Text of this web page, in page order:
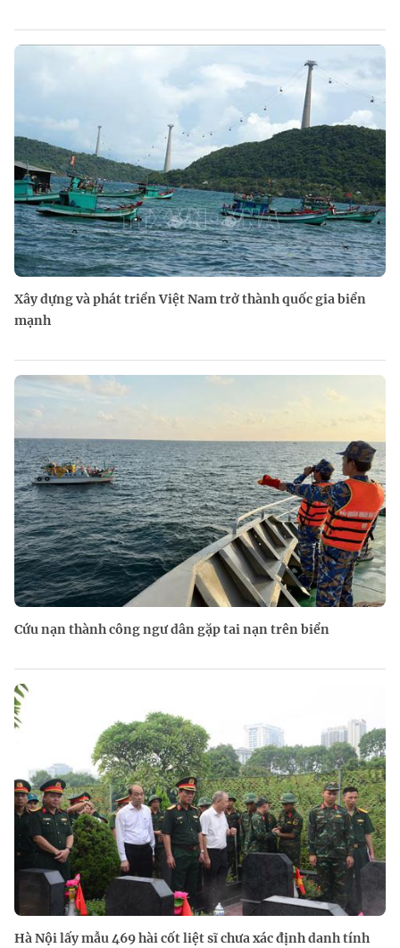
Xây dựng và phát triển Việt Nam trở thành quốc gia biển
mạnh
Cứu nạn thành công ngư dân gặp tai nạn trên biển
Hà Nội lấy mẫu 469 hài cốt liệt sĩ chưa xác định danh tính